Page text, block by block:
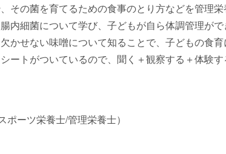
その菌を育てるための食事のとり方などを管理栄
内細菌について学び、子どもが自ら体調管理が
かせない味噌について知ることで、子どもの食育
ートがついているので、聞く＋観察する＋体験
ーツ栄養士/管理栄養士）